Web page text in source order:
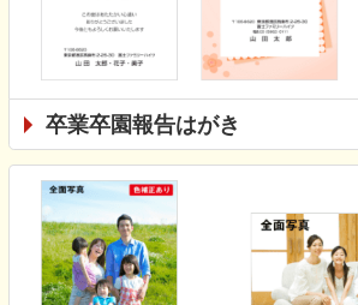
卒業卒園報告はがき